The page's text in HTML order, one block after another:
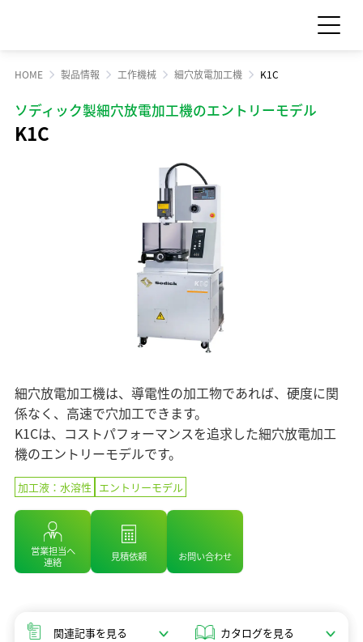
情報メディア
採用情報
Global
サプライ品
モーション
コアテクノロジー
用語集
サポート・サービス情報
サポート・サービス情報 TOP
サポート情報一覧
サービス情報一覧
スクール・講習会
Sodick Connect
サステナビリティ TOP
トップメッセージ
サステナビリティへの取り組み
ステークホルダーエンゲージメント
SDGsへの取り組み
社外イニシアチブとの連携
社会への取り組み
ガバナンス
業績・財務情報
株式・株主情報
個人投資家の皆様へ
IRライブラリ
よくあるご質問
IRカレンダー
IRニュース
ソディックのPURPOSE、MISSION、
VISION、VALUE
メッセージ
基本理念
ソディックの創造力
会社概要・地図
組織図
営業・サービス拠点
グループネットワーク
HOME 製品情報 工作機械 細穴放電加工機 K1C
ソディック製細穴放電加工機のエントリーモデル
K1C
細穴放電加工機は、導電性の加工物であれば、硬度に関
係なく、高速で穴加工できます。
K1Cは、コストパフォーマンスを追求した細穴放電加工
機のエントリーモデルです。
加工液：水溶性 エントリーモデル
営業担当へ
連絡
見積依頼 お問い合わせ
関連記事を見る カタログを見る